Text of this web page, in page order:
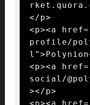
</p>
<p><a
profile/
<p><a
social/
></p>